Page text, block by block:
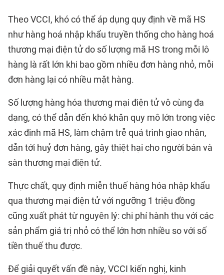
Theo VCCI, khó có thể áp dụng quy định về mã HS
như hàng hoá nhập khẩu truyền thống cho hàng hoá
thương mại điện tử do số lượng mã HS trong mỗi lô
hàng là rất lớn khi bao gồm nhiều đơn hàng nhỏ, mỗi
đơn hàng lại có nhiều mặt hàng.
Số lượng hàng hóa thương mại điện tử vô cùng đa
dạng, có thể dẫn đến khó khăn quy mô lớn trong việc
xác định mã HS, làm chậm trễ quá trình giao nhận,
dẫn tới huỷ đơn hàng, gây thiệt hại cho người bán và
sàn thương mại điện tử.
Thực chất, quy định miễn thuế hàng hóa nhập khẩu
qua thương mại điện tử với ngưỡng 1 triệu đồng
cũng xuất phát từ nguyên lý: chi phí hành thu với các
sản phẩm giá trị nhỏ có thể lớn hơn nhiều so với số
tiền thuế thu được.
Để giải quyết vấn đề này, VCCI kiến nghị, kinh